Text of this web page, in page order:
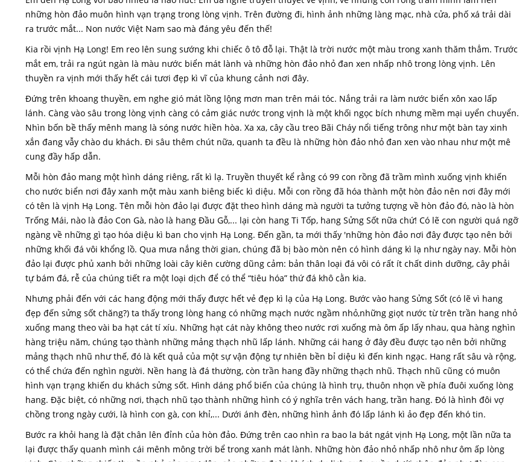
những hòn đảo muôn hình vạn trạng trong lòng vịnh. Trên đường đi, hình ảnh những làng mạc, nhà cửa, phố xá trải dài
ra trước mắt... Non nước Việt Nam sao mà đáng yêu đến thế!
Kia rồi vịnh Hạ Long! Em reo lên sung sướng khi chiếc ô tô đỗ lại. Thật là trời nước một màu trong xanh thăm thẳm. Trước
mắt em, trải ra ngút ngàn là màu nước biển mát lành và những hòn đảo nhỏ đan xen nhấp nhô trong lòng vịnh. Lên
thuyền ra vịnh mới thấy hết cái tươi đẹp kì vĩ của khung cảnh nơi đây.
Đứng trên khoang thuyền, em nghe gió mát lồng lộng mơn man trên mái tóc. Nắng trải ra làm nước biển xôn xao lấp
lánh. Càng vào sâu trong lòng vịnh càng có cảm giác nước trong vịnh là một khối ngọc bích nhưng mềm mại uyển chuyển.
Nhìn bốn bề thấy mênh mang là sóng nước hiền hòa. Xa xa, cây cầu treo Bãi Cháy nổi tiếng trông như một bàn tay xinh
xắn đang vẫy chào du khách. Đi sâu thêm chút nữa, quanh ta đều là những hòn đảo nhỏ đan xen vào nhau như một mê
cung đầy hấp dẫn.
Mỗi hòn đảo mang một hình dáng riêng, rất kì lạ. Truyền thuyết kể rằng có 99 con rồng đã trầm mình xuống vịnh khiến
cho nước biển nơi đây xanh một màu xanh biêng biếc kì diệu. Mỗi con rồng đã hóa thành một hòn đảo nên nơi đây mới
có tên là vịnh Hạ Long. Tên mỗi hòn đảo lại được đặt theo hình dáng mà người ta tưởng tượng về hòn đảo đó, nào là hòn
Trống Mái, nào là đảo Con Gà, nào là hang Đầu Gỗ,... lại còn hang Ti Tốp, hang Sửng Sốt nữa chứ! Có lẽ con người quá ngỡ
ngàng về những gì tạo hóa diệu kì ban cho vịnh Hạ Long. Đến gần, ta mới thấy 'những hòn đảo nơi đây được tạo nên bởi
những khối đá vôi khổng lồ. Qua mưa nắng thời gian, chúng đã bị bào mòn nên có hình dáng kì lạ như ngày nay. Mỗi hòn
đảo lại được phủ xanh bởi những loài cây kiên cường dũng cảm: bản thân loại đá vôi có rất ít chất dinh dưỡng, cây phải
tự bám đá, rễ của chúng tiết ra một loại dịch để có thể “tiêu hóa” thứ đá khô cằn kia.
Nhưng phải đến với các hang động mới thấy được hết vẻ đẹp kì lạ của Hạ Long. Bước vào hang Sửng Sốt (có lẽ vì hang
đẹp đến sửng sốt chăng?) ta thấy trong lòng hang có những mạch nước ngầm nhỏ,những giọt nước từ trên trần hang nhỏ
xuống mang theo vài ba hạt cát tí xíu. Những hạt cát này không theo nước rơi xuống mà ôm ấp lấy nhau, qua hàng nghìn
hàng triệu năm, chúng tạo thành những mảng thạch nhũ lấp lánh. Những cái hang ở đây đều được tạo nên bởi những
mảng thạch nhũ như thế, đó là kết quả của một sự vận động tự nhiên bền bỉ diệu kì đến kinh ngạc. Hang rất sâu và rộng,
có thể chứa đến nghìn người. Nền hang là đá thường, còn trần hang đầy những thạch nhũ. Thạch nhũ cũng có muôn
hình vạn trạng khiến du khách sửng sốt. Hình dáng phổ biến của chúng là hình trụ, thuôn nhọn về phía đuôi xuống lòng
hang. Đặc biệt, có những nơi, thạch nhũ tạo thành những hình có ý nghĩa trên vách hang, trần hang. Đó là hình đôi vợ
chồng trong ngày cưới, là hình con gà, con khỉ,... Dưới ánh đèn, những hình ảnh đó lấp lánh kì ảo đẹp đến khó tin.
Bước ra khỏi hang là đặt chân lên đỉnh của hòn đảo. Đứng trên cao nhìn ra bao la bát ngát vịnh Hạ Long, một lần nữa ta
lại được thấy quanh mình cái mênh mông trời bể trong xanh mát lành. Những hòn đảo nhỏ nhấp nhô như ôm ấp lòng